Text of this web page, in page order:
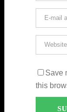
Save
this